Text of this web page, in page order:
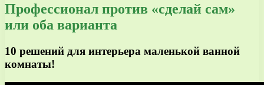
Профессионал против «сделай сам»
или оба варианта
10 решений для интерьера маленькой ванной
комнаты!